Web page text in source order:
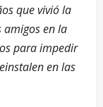
que vivió la
amigos en la
para impedir
en las